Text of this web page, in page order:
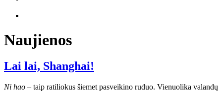
Naujienos
Lai lai, Shanghai!
Ni hao – taip ratiliokus šiemet pasveikino ruduo. Vienuolika valandų